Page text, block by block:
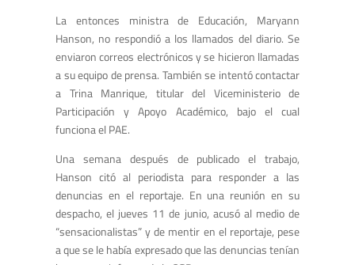
La entonces ministra de Educación, Maryann
Hanson, no respondió a los llamados del diario. Se
enviaron correos electrónicos y se hicieron llamadas
a su equipo de prensa. También se intentó contactar
a Trina Manrique, titular del Viceministerio de
Participación y Apoyo Académico, bajo el cual
funciona el PAE.
Una semana después de publicado el trabajo,
Hanson citó al periodista para responder a las
denuncias en el reportaje. En una reunión en su
despacho, el jueves 11 de junio, acusó al medio de
“sensacionalistas” y de mentir en el reportaje, pese
a que se le había expresado que las denuncias tenían